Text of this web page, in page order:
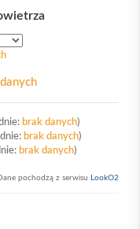
brak danych)
brak danych)
brak danych)
pochodzą z serwisu LookO2